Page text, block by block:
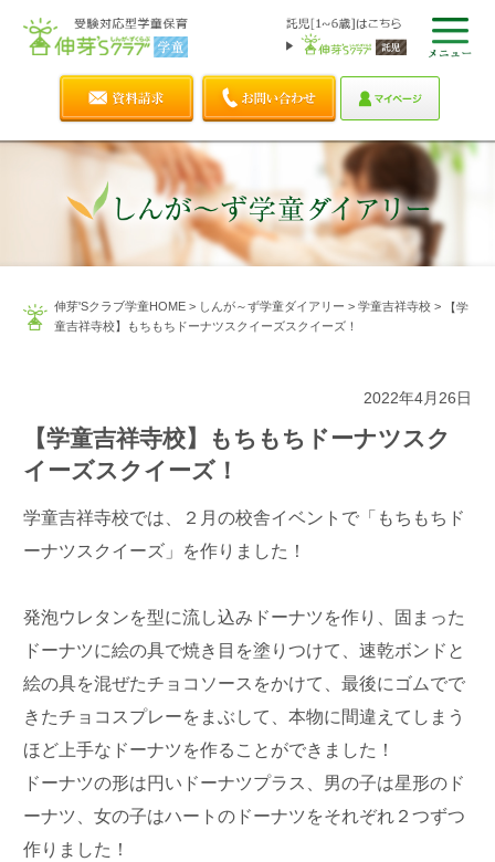
伸芽'Sクラブ学童HOME> しんが～ず学童ダイアリー > 学童吉祥寺校>
【学
童吉祥寺校】もちもちドーナツスクイーズスクイーズ！
2022年4月26日
【学童吉祥寺校】もちもちドーナツスク
イーズスクイーズ！
学童吉祥寺校では、２月の校舎イベントで「もちもちド
ーナツスクイーズ」を作りました！
発泡ウレタンを型に流し込みドーナツを作り、固まった
ドーナツに絵の具で焼き目を塗りつけて、速乾ボンドと
絵の具を混ぜたチョコソースをかけて、最後にゴムでで
きたチョコスプレーをまぶして、本物に間違えてしまう
ほど上手なドーナツを作ることができました！
ドーナツの形は円いドーナツプラス、男の子は星形のド
ーナツ、女の子はハートのドーナツをそれぞれ２つずつ
作りました！